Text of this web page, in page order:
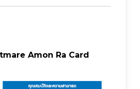
Amon Ra Card